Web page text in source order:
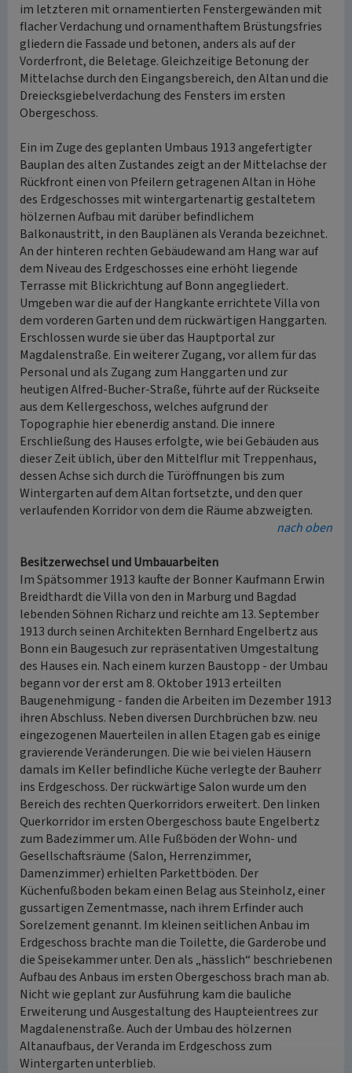
im letzteren mit ornamentierten Fenstergewänden mit
flacher Verdachung und ornamenthaftem Brüstungsfries
gliedern die Fassade und betonen, anders als auf der
Vorderfront, die Beletage. Gleichzeitige Betonung der
Mittelachse durch den Eingangsbereich, den Altan und die
Dreiecksgiebelverdachung des Fensters im ersten
Obergeschoss.
Ein im Zuge des geplanten Umbaus 1913 angefertigter
Bauplan des alten Zustandes zeigt an der Mittelachse der
Rückfront einen von Pfeilern getragenen Altan in Höhe
des Erdgeschosses mit wintergartenartig gestaltetem
hölzernen Aufbau mit darüber befindlichem
Balkonaustritt, in den Bauplänen als Veranda bezeichnet.
An der hinteren rechten Gebäudewand am Hang war auf
dem Niveau des Erdgeschosses eine erhöht liegende
Terrasse mit Blickrichtung auf Bonn angegliedert.
Umgeben war die auf der Hangkante errichtete Villa von
dem vorderen Garten und dem rückwärtigen Hanggarten.
Erschlossen wurde sie über das Hauptportal zur
Magdalenstraße. Ein weiterer Zugang, vor allem für das
Personal und als Zugang zum Hanggarten und zur
heutigen Alfred-Bucher-Straße, führte auf der Rückseite
aus dem Kellergeschoss, welches aufgrund der
Topographie hier ebenerdig anstand. Die innere
Erschließung des Hauses erfolgte, wie bei Gebäuden aus
dieser Zeit üblich, über den Mittelflur mit Treppenhaus,
dessen Achse sich durch die Türöffnungen bis zum
Wintergarten auf dem Altan fortsetzte, und den quer
verlaufenden Korridor von dem die Räume abzweigten.
nach oben
Besitzerwechsel und Umbauarbeiten
Im Spätsommer 1913 kaufte der Bonner Kaufmann Erwin
Breidthardt die Villa von den in Marburg und Bagdad
lebenden Söhnen Richarz und reichte am 13. September
1913 durch seinen Architekten Bernhard Engelbertz aus
Bonn ein Baugesuch zur repräsentativen Umgestaltung
des Hauses ein. Nach einem kurzen Baustopp - der Umbau
begann vor der erst am 8. Oktober 1913 erteilten
Baugenehmigung - fanden die Arbeiten im Dezember 1913
ihren Abschluss. Neben diversen Durchbrüchen bzw. neu
eingezogenen Mauerteilen in allen Etagen gab es einige
gravierende Veränderungen. Die wie bei vielen Häusern
damals im Keller befindliche Küche verlegte der Bauherr
ins Erdgeschoss. Der rückwärtige Salon wurde um den
Bereich des rechten Querkorridors erweitert. Den linken
Querkorridor im ersten Obergeschoss baute Engelbertz
zum Badezimmer um. Alle Fußböden der Wohn- und
Gesellschaftsräume (Salon, Herrenzimmer,
Damenzimmer) erhielten Parkettböden. Der
Küchenfußboden bekam einen Belag aus Steinholz, einer
gussartigen Zementmasse, nach ihrem Erfinder auch
Sorelzement genannt. Im kleinen seitlichen Anbau im
Erdgeschoss brachte man die Toilette, die Garderobe und
die Speisekammer unter. Den als „hässlich“ beschriebenen
Aufbau des Anbaus im ersten Obergeschoss brach man ab.
Nicht wie geplant zur Ausführung kam die bauliche
Erweiterung und Ausgestaltung des Haupteientrees zur
Magdalenenstraße. Auch der Umbau des hölzernen
Altanaufbaus, der Veranda im Erdgeschoss zum
Wintergarten unterblieb.